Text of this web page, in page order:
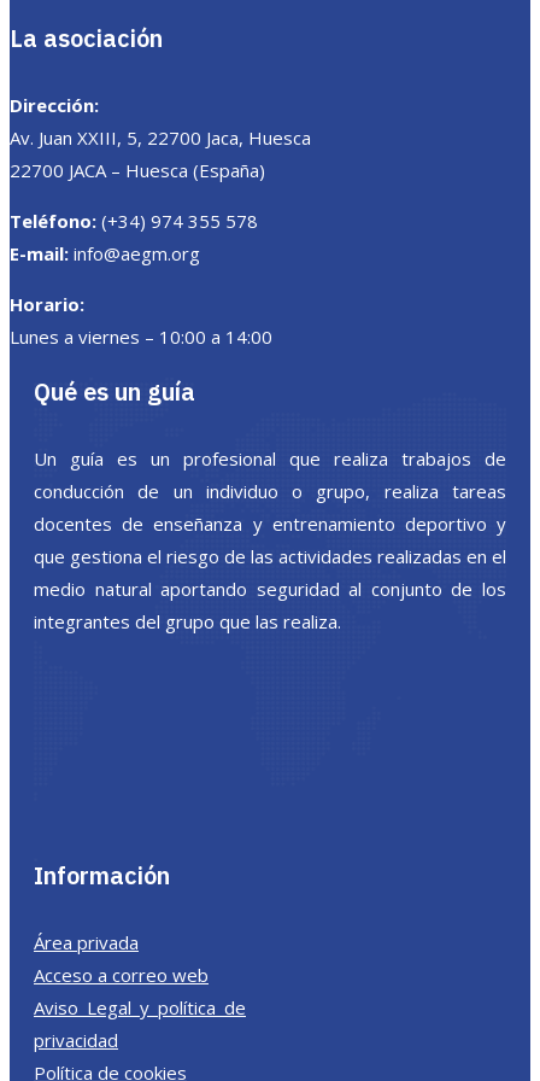
La asociación
Dirección:
Av. Juan XXIII, 5, 22700 Jaca, Huesca
22700 JACA – Huesca (España)
Teléfono: (+34) 974 355 578
E-mail: info@aegm.org
Horario:
Lunes a viernes – 10:00 a 14:00
Qué es un guía
Un guía es un profesional que realiza trabajos de
conducción de un individuo o grupo, realiza tareas
docentes de enseñanza y entrenamiento deportivo y
que gestiona el riesgo de las actividades realizadas en el
medio natural aportando seguridad al conjunto de los
integrantes del grupo que las realiza.
Información
Área privada
Acceso a correo web
Aviso Legal y política de
privacidad
Política de cookies